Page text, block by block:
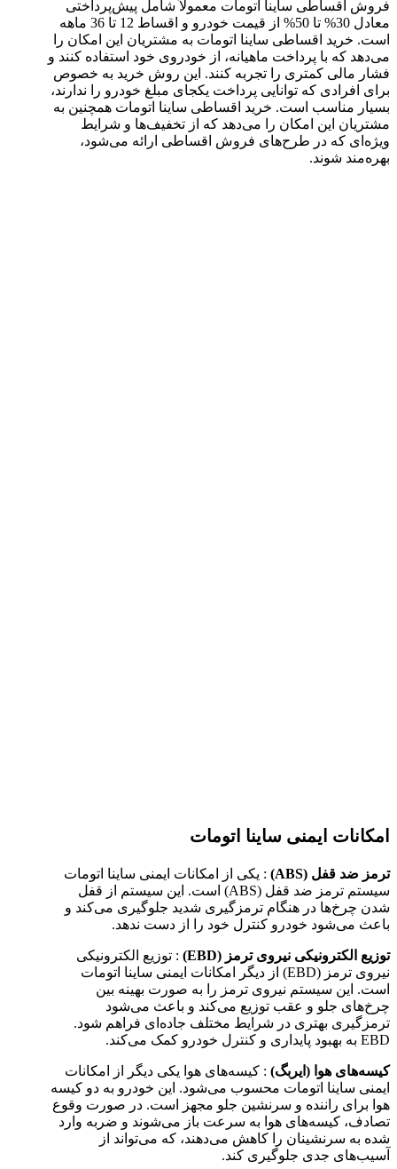
فروش اقساطی ساینا اتومات معمولاً شامل پیش‌پرداختی
معادل 30% تا 50% از قیمت خودرو و اقساط 12 تا 36 ماهه
است. خرید اقساطی ساینا اتومات به مشتریان این امکان را
می‌دهد که با پرداخت ماهیانه، از خودروی خود استفاده کنند و
فشار مالی کمتری را تجربه کنند. این روش خرید به خصوص
برای افرادی که توانایی پرداخت یکجای مبلغ خودرو را ندارند،
بسیار مناسب است. خرید اقساطی ساینا اتومات همچنین به
مشتریان این امکان را می‌دهد که از تخفیف‌ها و شرایط
ویژه‌ای که در طرح‌های فروش اقساطی ارائه می‌شود،
بهره‌مند شوند.
امکانات ایمنی ساینا اتومات
ترمز ضد قفل (ABS)
: یکی از امکانات ایمنی ساینا اتومات
سیستم ترمز ضد قفل (ABS) است. این سیستم از قفل
شدن چرخ‌ها در هنگام ترمزگیری شدید جلوگیری می‌کند و
باعث می‌شود خودرو کنترل خود را از دست ندهد.
توزیع الکترونیکی نیروی ترمز (EBD)
: توزیع الکترونیکی
نیروی ترمز (EBD) از دیگر امکانات ایمنی ساینا اتومات
است. این سیستم نیروی ترمز را به صورت بهینه بین
چرخ‌های جلو و عقب توزیع می‌کند و باعث می‌شود
ترمزگیری بهتری در شرایط مختلف جاده‌ای فراهم شود.
EBD به بهبود پایداری و کنترل خودرو کمک می‌کند.
کیسه‌های هوا (ایربگ) : کیسه‌های هوا یکی دیگر از امکانات
ایمنی ساینا اتومات محسوب می‌شود. این خودرو به دو کیسه
هوا برای راننده و سرنشین جلو مجهز است. در صورت وقوع
تصادف، کیسه‌های هوا به سرعت باز می‌شوند و ضربه وارد
شده به سرنشینان را کاهش می‌دهند، که می‌تواند از
آسیب‌های جدی جلوگیری کند.